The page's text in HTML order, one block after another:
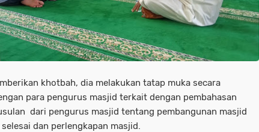
khotbah, dia melakukan tatap muka secara
para pengurus masjid terkait dengan pembahasan
dari pengurus masjid tentang pembangunan masjid
dan perlengkapan masjid.